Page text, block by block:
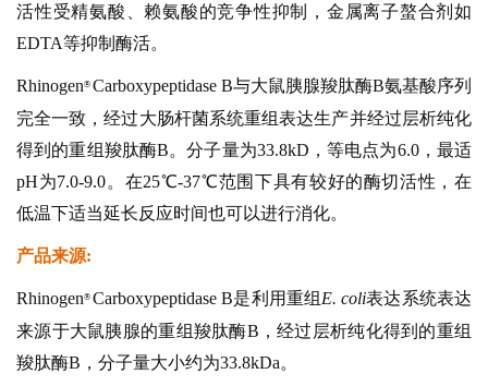
活性受精氨酸、赖氨酸的竞争性抑制，金属离子螯合剂如
EDTA等抑制酶活。
Rhinogen® Carboxypeptidase B与大鼠胰腺羧肽酶B氨基酸序列
完全一致，经过大肠杆菌系统重组表达生产并经过层析纯化
得到的重组羧肽酶B。分子量为33.8kD，等电点为6.0，最适
pH为7.0-9.0。在25℃-37℃范围下具有较好的酶切活性，在
低温下适当延长反应时间也可以进行消化。
产品来源:
Rhinogen®Carboxypeptidase B是利用重组 E. coli表达系统表达
来源于大鼠胰腺的重组羧肽酶B，经过层析纯化得到的重组
羧肽酶B，分子量大小约为33.8kDa。